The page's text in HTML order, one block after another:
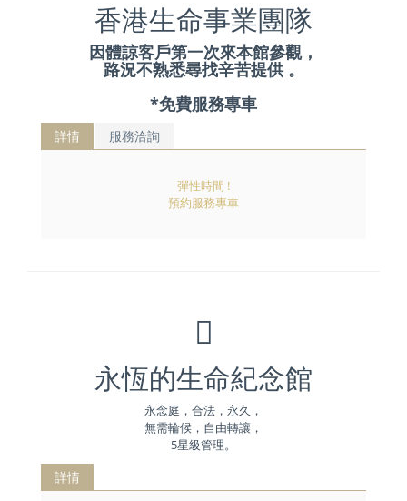
香港生命事業團隊
因體諒客戶第一次來本館參觀，
路況不熟悉尋找辛苦提供 。
*免費服務專車
詳情 服務洽詢
彈性時間 !
預約服務專車
永恆的生命紀念館
永念庭，合法，永久，
無需輪候，自由轉讓，
5星級管理。
詳情